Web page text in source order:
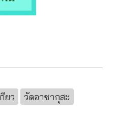
ยว
วัดอาซากุสะ